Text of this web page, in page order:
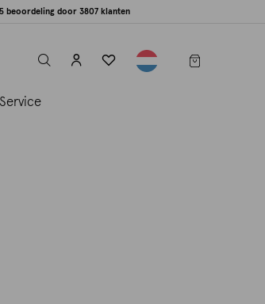
beoordeling door 3807 klanten
label.header.toggle
Service